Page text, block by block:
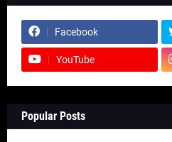
Facebook
YouTube
Popular Posts